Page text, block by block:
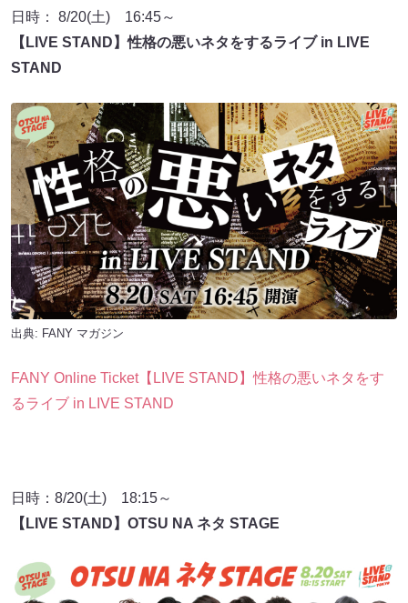
日時： 8/20(土) 16:45～
【LIVE STAND】性格の悪いネタをするライブ in LIVE
STAND
出典: FANY マガジン
FANY Online Ticket【LIVE STAND】性格の悪いネタをす
るライブ in LIVE STAND
日時：8/20(土) 18:15～
【LIVE STAND】OTSU NA ネタ STAGE